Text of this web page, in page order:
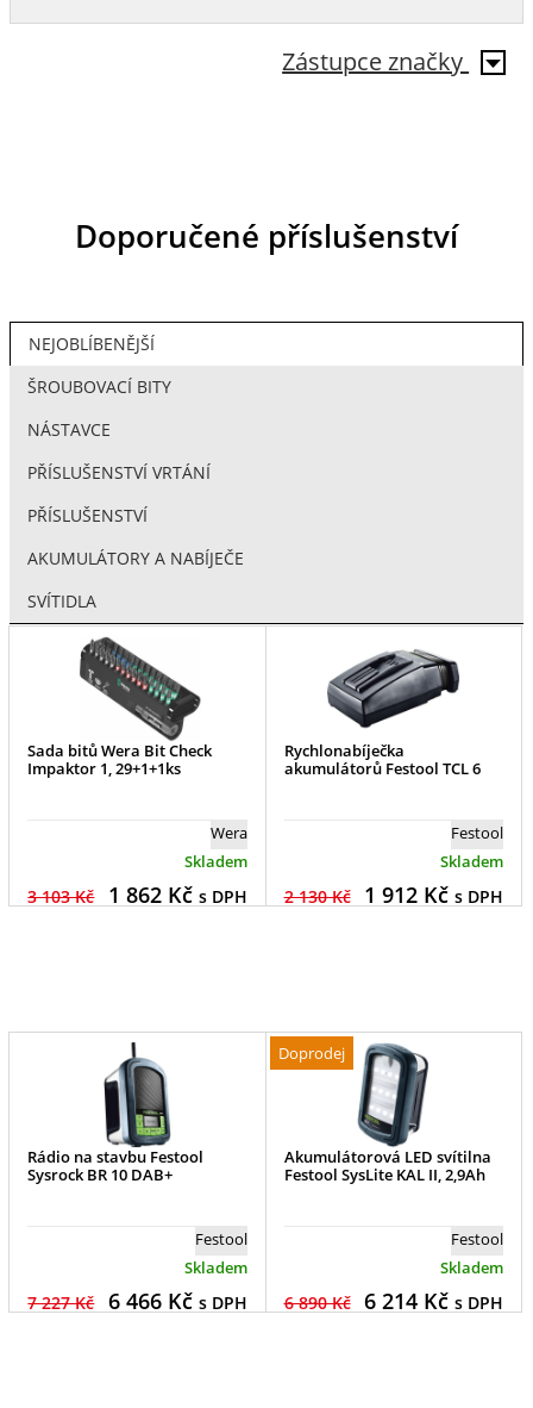
Zástupce značky
Doporučené příslušenství
NEJOBLÍBENĚJŠÍ
ŠROUBOVACÍ BITY
NÁSTAVCE
PŘÍSLUŠENSTVÍ VRTÁNÍ
PŘÍSLUŠENSTVÍ
AKUMULÁTORY A NABÍJEČE
SVÍTIDLA
Sada bitů Wera Bit Check
Impaktor 1, 29+1+1ks
Wera
Skladem
3 103 Kč 1 862Kč s DPH
Rychlonabíječka
akumulátorů Festool TCL 6
Festool
Skladem
2 130 Kč 1 912Kč s DPH
Rádio na stavbu Festool
Sysrock BR 10 DAB+
Festool
Skladem
7 227 Kč 6 466Kč s DPH
Doprodej
Akumulátorová LED svítilna
Festool SysLite KAL II, 2,9Ah
Festool
Skladem
6 890 Kč 6 214Kč s DPH